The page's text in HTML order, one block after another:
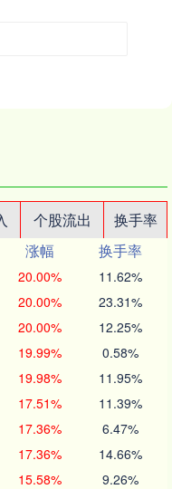
个股流出
换手率
涨幅
换手率
20.00% 11.62%
20.00% 23.31%
20.00% 12.25%
19.99% 0.58%
19.98% 11.95%
17.51% 11.39%
17.36% 6.47%
17.36% 14.66%
15.58% 9.26%